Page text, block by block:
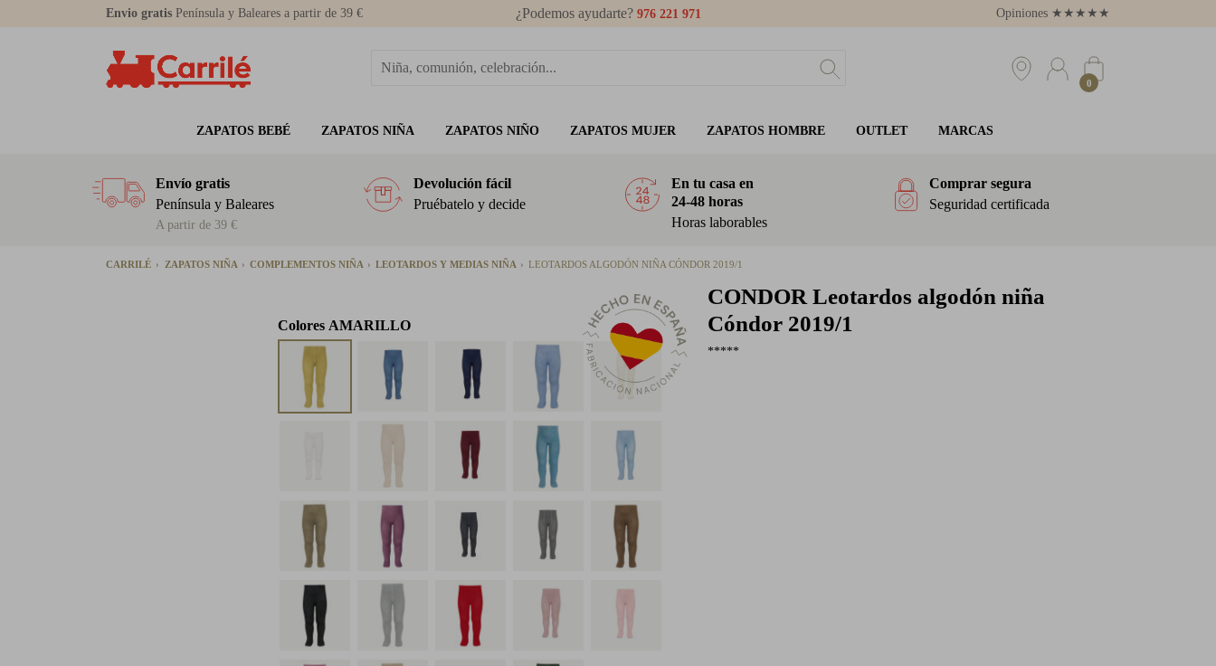
Envio gratis Península y Baleares a partir de 39 € ¿Podemos ayudarte? 976 221 971 Opiniones ★ ★ ★ ★ ★
0
ZAPATOS BEBÉ ZAPATOS NIÑA ZAPATOS NIÑO ZAPATOS MUJER ZAPATOS HOMBRE OUTLET MARCAS
Envío gratis
Península y Baleares
A partir de 39 €
Devolución fácil
Pruébatelo y decide
En tu casa en
24-48 horas
Horas laborables
Comprar segura
Seguridad certificada
CARRILÉ ZAPATOS NIÑA COMPLEMENTOS NIÑA LEOTARDOS Y MEDIAS NIÑA LEOTARDOS ALGODÓN NIÑA CÓNDOR 2019/1
CONDOR Leotardos algodón niña
Cóndor 2019/1
*****
Colores AMARILLO